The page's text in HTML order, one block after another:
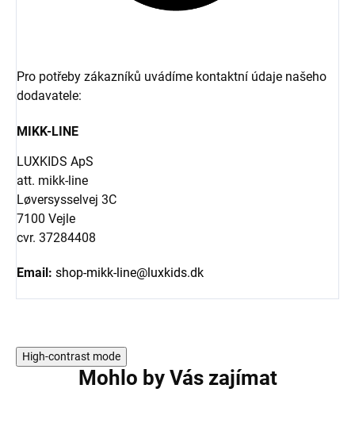
Pro potřeby zákazníků uvádíme kontaktní údaje našeho
dodavatele:
MIKK-LINE
LUXKIDS ApS
att. mikk-line
Løversysselvej 3C
7100 Vejle
cvr. 37284408
Email: shop-mikk-line@luxkids.dk
High-contrast mode
Mohlo by Vás zajímat